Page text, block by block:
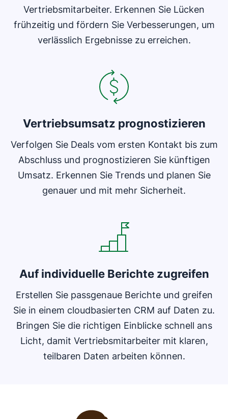
Vertriebsmitarbeiter. Erkennen Sie Lücken
frühzeitig und fördern Sie Verbesserungen, um
verlässlich Ergebnisse zu erreichen.
Vertriebsumsatz prognostizieren
Verfolgen Sie Deals vom ersten Kontakt bis zum
Abschluss und prognostizieren Sie künftigen
Umsatz. Erkennen Sie Trends und planen Sie
genauer und mit mehr Sicherheit.
Auf individuelle Berichte zugreifen
Erstellen Sie passgenaue Berichte und greifen
Sie in einem cloudbasierten CRM auf Daten zu.
Bringen Sie die richtigen Einblicke schnell ans
Licht, damit Vertriebsmitarbeiter mit klaren,
teilbaren Daten arbeiten können.